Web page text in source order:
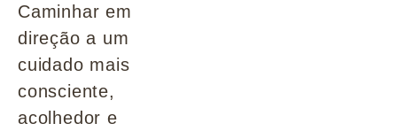
Caminhar em
direção a um
cuidado mais
consciente,
acolhedor e